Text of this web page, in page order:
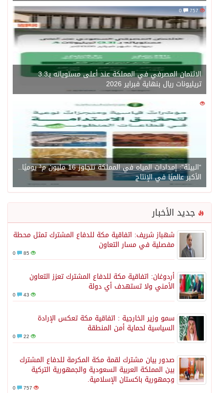
757
0
الائتمان المصرفي في المملكة عند أعلى مستوياته بـ3.3
تريليونات ريال بنهاية فبراير 2026
1450
“البيئة”: إمدادات المياه في المملكة تتجاوز 16 مليون م³ يوميًا..
الأكبر عالميًا في الإنتاج
جديد الأخبار
شهباز شريف: اتفاقية مكة للدفاع المشترك تمثل محطة
مفصلية في مسار التعاون
85
أردوغان: اتفاقية مكة للدفاع المشترك تعزز التعاون
الأمني ولا تستهدف أي دولة
43
سمو وزير الخارجية : اتفاقية مكة تعكس الإرادة
السياسية لحماية أمن المنطقة
22
صدور بيان مشترك لقمة مكة المكرمة للدفاع المشترك
بين المملكة العربية السعودية والجمهورية التركية
وجمهورية باكستان الإسلامية.
757